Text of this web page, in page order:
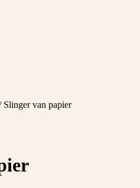
Slinger van papier